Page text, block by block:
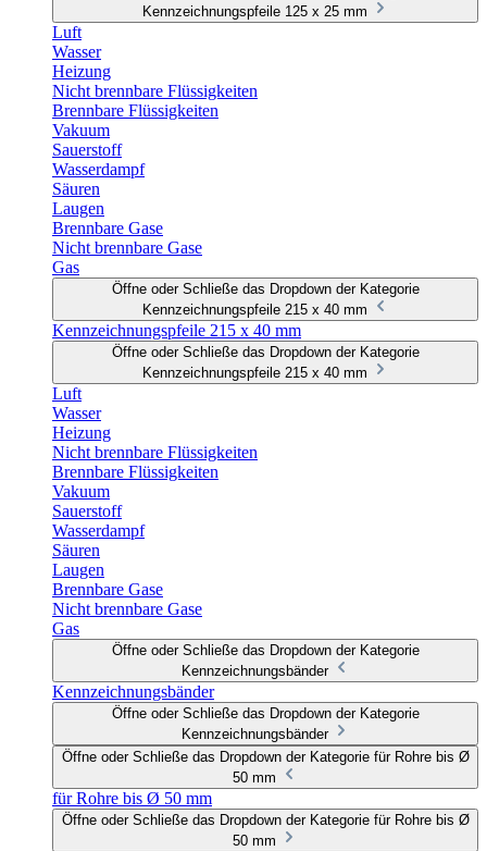
Kennzeichnungspfeile 125 x 25 mm
Luft
Wasser
Heizung
Nicht brennbare Flüssigkeiten
Brennbare Flüssigkeiten
Vakuum
Sauerstoff
Wasserdampf
Säuren
Laugen
Brennbare Gase
Nicht brennbare Gase
Gas
Öffne oder Schließe das Dropdown der Kategorie
Kennzeichnungspfeile 215 x 40 mm
Kennzeichnungspfeile 215 x 40 mm
Öffne oder Schließe das Dropdown der Kategorie
Kennzeichnungspfeile 215 x 40 mm
Luft
Wasser
Heizung
Nicht brennbare Flüssigkeiten
Brennbare Flüssigkeiten
Vakuum
Sauerstoff
Wasserdampf
Säuren
Laugen
Brennbare Gase
Nicht brennbare Gase
Gas
Öffne oder Schließe das Dropdown der Kategorie
Kennzeichnungsbänder
Kennzeichnungsbänder
Öffne oder Schließe das Dropdown der Kategorie
Kennzeichnungsbänder
Öffne oder Schließe das Dropdown der Kategorie für Rohre bis Ø
50 mm
für Rohre bis Ø 50 mm
Öffne oder Schließe das Dropdown der Kategorie für Rohre bis Ø
50 mm